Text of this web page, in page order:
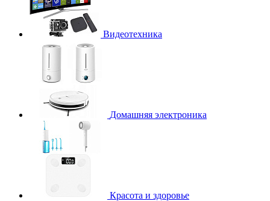
Видеотехника
Домашняя электроника
Красота и здоровье